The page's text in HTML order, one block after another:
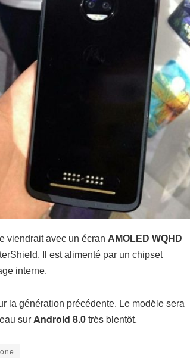
viendrait avec un écran AMOLED WQHD
Il est alimenté par un chipset
interne.
la génération précédente. Le modèle sera
surAndroid 8.0très bientôt.